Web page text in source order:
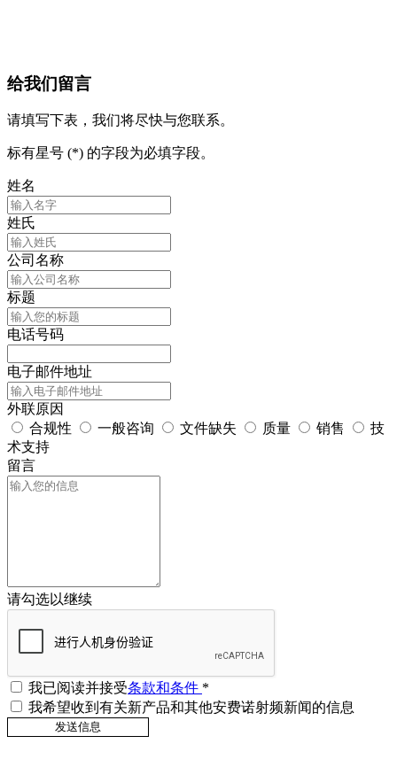
给我们留言
请填写下表，我们将尽快与您联系。
标有星号 (*) 的字段为必填字段。
姓名
姓氏
公司名称
标题
电话号码
电子邮件地址
外联原因
合规性
一般咨询 文件缺失 质量 销售
技
术支持
留言
请勾选以继续
我已阅读并接受条款和条件 *
我希望收到有关新产品和其他安费诺射频新闻的信息